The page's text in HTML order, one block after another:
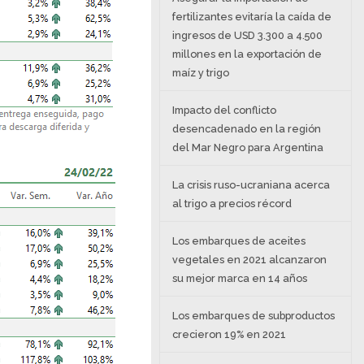
fertilizantes evitaría la caída de
ingresos de USD 3.300 a 4.500
millones en la exportación de
maíz y trigo
Impacto del conflicto
desencadenado en la región
del Mar Negro para Argentina
La crisis ruso-ucraniana acerca
al trigo a precios récord
Los embarques de aceites
vegetales en 2021 alcanzaron
su mejor marca en 14 años
Los embarques de subproductos
crecieron 19% en 2021